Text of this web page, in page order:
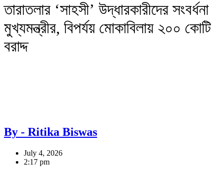
তারাতলার ‘সাহসী’ উদ্ধারকারীদের সংবর্ধনা
মুখ্যমন্ত্রীর, বিপর্যয় মোকাবিলায় ২০০ কোটি
বরাদ্দ
By - Ritika Biswas
July 4, 2026
2:17 pm